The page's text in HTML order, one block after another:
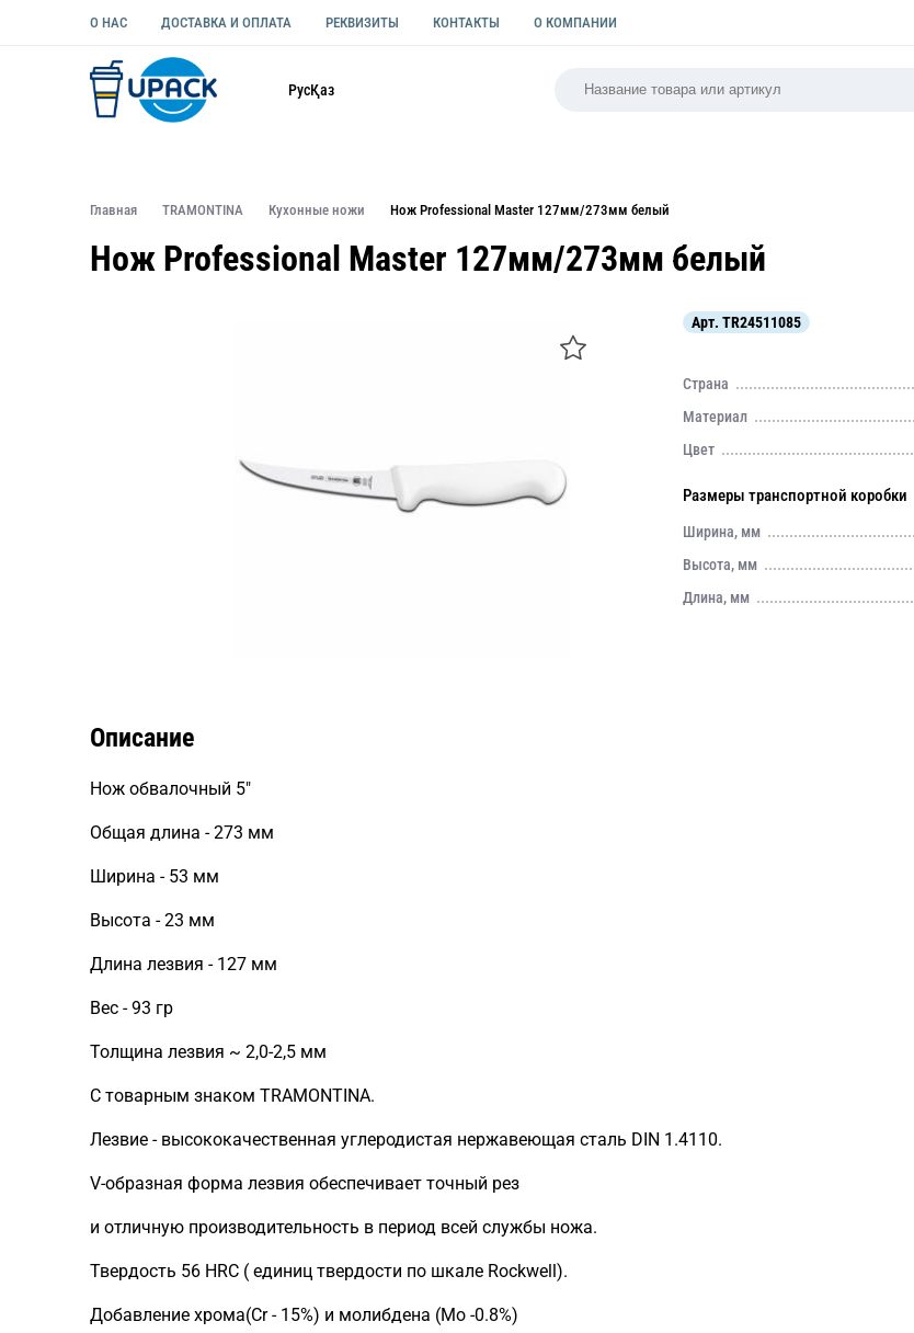
О НАС ДОСТАВКА И ОПЛАТА РЕКВИЗИТЫ КОНТАКТЫ О КОМПАНИИ
РусҚаз
Главная TRAMONTINA Кухонные ножи Нож Professional Master 127мм/273мм белый
Нож Professional Master 127мм/273мм белый
Арт. TR24511085
Страна
Материал
Цвет
Размеры транспортной коробки
Ширина, мм
Высота, мм
Длина, мм
Описание
Нож обвалочный 5"
Общая длина - 273 мм
Ширина - 53 мм
Высота - 23 мм
Длина лезвия - 127 мм
Вес - 93 гр
Толщина лезвия ~ 2,0-2,5 мм
С товарным знаком TRAMONTINA.
Лезвие - высококачественная углеродистая нержавеющая сталь DIN 1.4110.
V-образная форма лезвия обеспечивает точный рез
и отличную производительность в период всей службы ножа.
Твердость 56 HRC ( единиц твердости по шкале Rockwell).
Добавление хрома(Сr - 15%) и молибдена (Mo -0.8%)